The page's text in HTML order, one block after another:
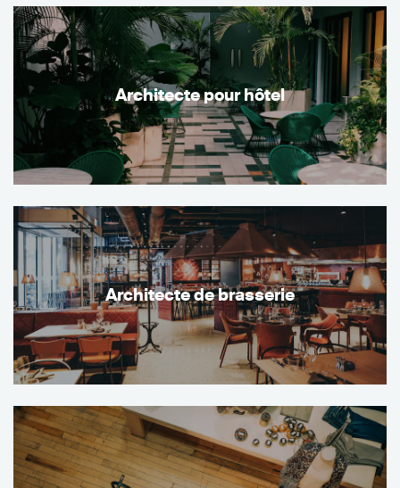
Architecte pour hôtel
Architecte de brasserie